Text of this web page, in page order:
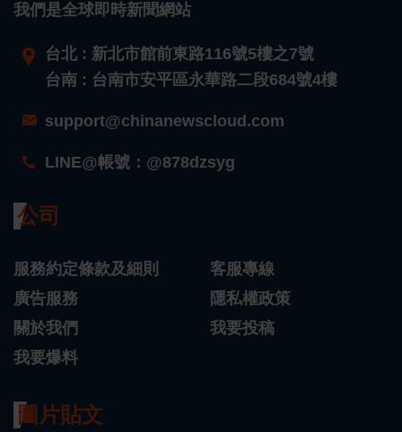
我們是全球即時新聞網站
台北 : 新北市館前東路116號5樓之7號
台南 : 台南市安平區永華路二段684號4樓
support@chinanewscloud.com
LINE@帳號：@878dzsyg
公司
服務約定條款及細則
客服專線
廣告服務
隱私權政策
關於我們
我要投稿
我要爆料
圖片貼文